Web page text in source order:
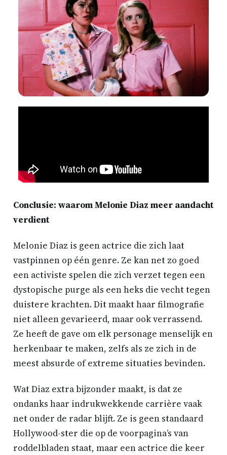
Conclusie: waarom Melonie Diaz meer aandacht
verdient
Melonie Diaz is geen actrice die zich laat
vastpinnen op één genre. Ze kan net zo goed
een activiste spelen die zich verzet tegen een
dystopische purge als een heks die vecht tegen
duistere krachten. Dit maakt haar filmografie
niet alleen gevarieerd, maar ook verrassend.
Ze heeft de gave om elk personage menselijk en
herkenbaar te maken, zelfs als ze zich in de
meest absurde of extreme situaties bevinden.
Wat Diaz extra bijzonder maakt, is dat ze
ondanks haar indrukwekkende carrière vaak
net onder de radar blijft. Ze is geen standaard
Hollywood-ster die op de voorpagina’s van
roddelbladen staat, maar een actrice die keer